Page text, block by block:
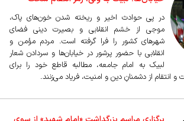
در پی حوادث اخیر و ریخته شدن خون‌های پاک،
موجی از خشم انقلابی و بصیرت دینی فضای
شهر‌های کشور را فرا گرفته است. مردم مؤمن و
انقلابی با حضور پرشور در خیابان‌ها و سردادن شعار
لبیک به امام جامعه، مطالبه قاطع خود را برای
انتقام از دشمنانِ دین و امنیت، فریاد می‌زنند.